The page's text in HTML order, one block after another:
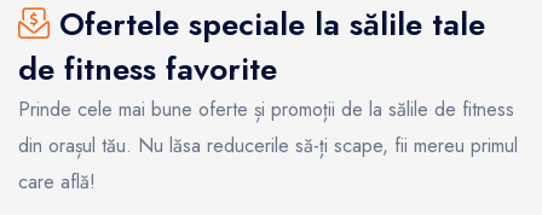
Ofertele speciale la sălile tale
de fitness favorite
Prinde cele mai bune oferte și promoții de la sălile de fitness
din orașul tău. Nu lăsa reducerile să-ți scape, fii mereu primul
care află!